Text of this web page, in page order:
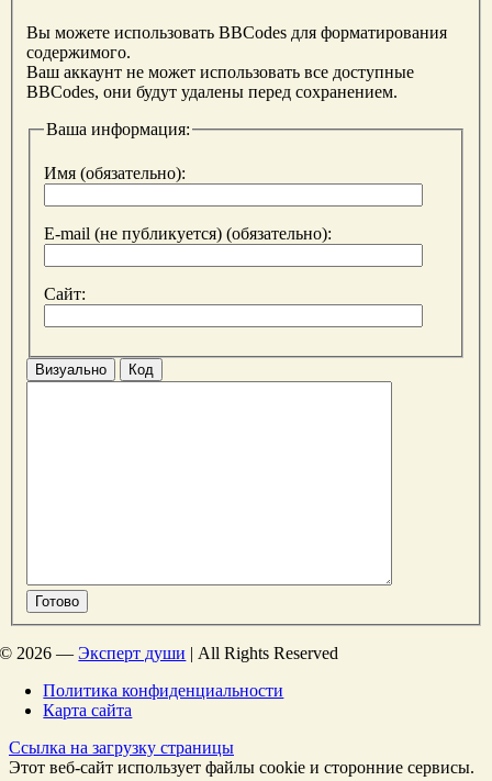
Вы можете использовать BBCodes для форматирования
содержимого.
Ваш аккаунт не может использовать все доступные
BBCodes, они будут удалены перед сохранением.
Ваша информация:
Имя (обязательно):
E-mail (не публикуется) (обязательно):
Сайт:
Визуально Код
Готово
© 2026 —Эксперт души | All Rights Reserved
Политика конфиденциальности
Карта сайта
Ссылка на загрузку страницы
Этот веб-сайт использует файлы cookie и сторонние сервисы.